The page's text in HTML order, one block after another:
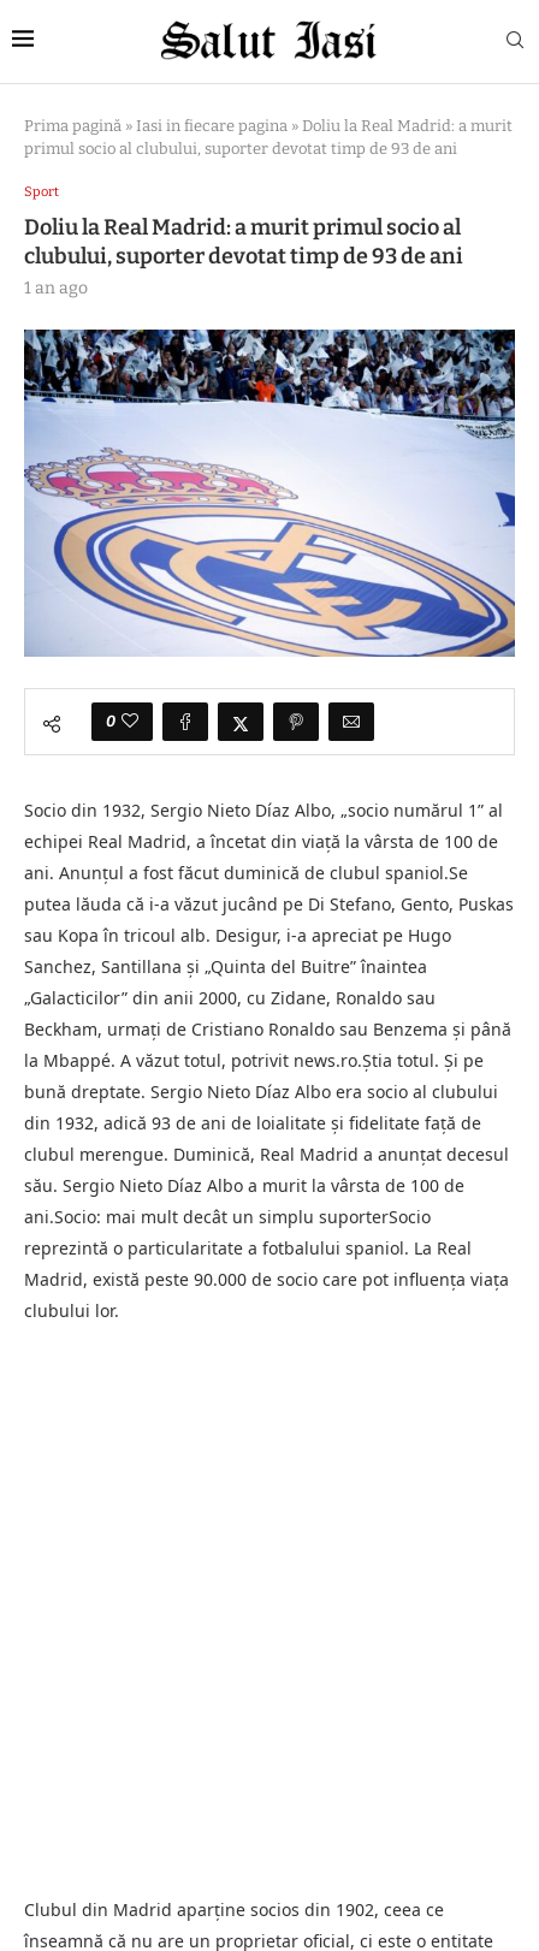
Prima pagină » Iasi in fiecare pagina » Doliu la Real Madrid: a murit
primul socio al clubului, suporter devotat timp de 93 de ani
Sport
Doliu la Real Madrid: a murit primul socio al
clubului, suporter devotat timp de 93 de ani
1 an ago
0
Socio din 1932, Sergio Nieto Díaz Albo, „socio numărul 1” al
echipei Real Madrid, a încetat din viaţă la vârsta de 100 de
ani. Anunţul a fost făcut duminică de clubul spaniol.Se
putea lăuda că i-a văzut jucând pe Di Stefano, Gento, Puskas
sau Kopa în tricoul alb. Desigur, i-a apreciat pe Hugo
Sanchez, Santillana şi „Quinta del Buitre” înaintea
„Galacticilor” din anii 2000, cu Zidane, Ronaldo sau
Beckham, urmaţi de Cristiano Ronaldo sau Benzema şi până
la Mbappé. A văzut totul, potrivit news.ro.Ştia totul. Şi pe
bună dreptate. Sergio Nieto Díaz Albo era socio al clubului
din 1932, adică 93 de ani de loialitate şi fidelitate faţă de
clubul merengue. Duminică, Real Madrid a anunţat decesul
său. Sergio Nieto Díaz Albo a murit la vârsta de 100 de
ani.Socio: mai mult decât un simplu suporterSocio
reprezintă o particularitate a fotbalului spaniol. La Real
Madrid, există peste 90.000 de socio care pot influenţa viaţa
clubului lor.
Clubul din Madrid aparţine socios din 1902, ceea ce
înseamnă că nu are un proprietar oficial, ci este o entitate